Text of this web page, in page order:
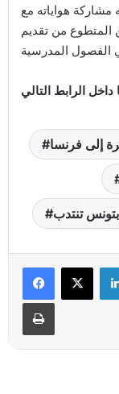
هواياته مع
المتطوع من تقديم
إلى فرنسا
تنتدب
Imprimer